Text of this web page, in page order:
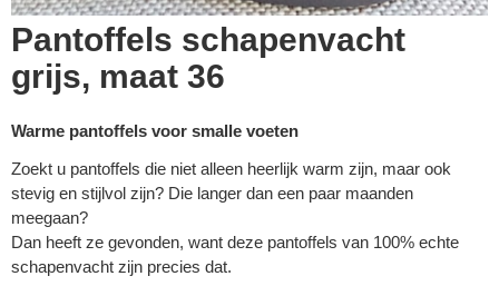
Pantoffels schapenvacht
grijs, maat 36
Warme pantoffels voor smalle voeten
Zoekt u pantoffels die niet alleen heerlijk warm zijn, maar ook
stevig en stijlvol zijn? Die langer dan een paar maanden
meegaan?
Dan heeft ze gevonden, want deze pantoffels van 100% echte
schapenvacht zijn precies dat.